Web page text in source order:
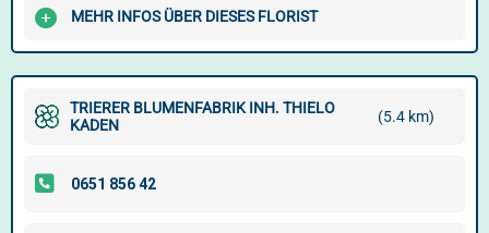
MEHR INFOS ÜBER DIESES FLORIST
TRIERER BLUMENFABRIK INH. THIELO
KADEN
(5.4 km)